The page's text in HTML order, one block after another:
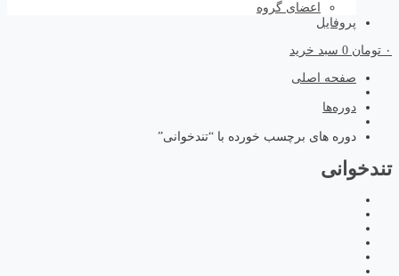
اعضای گروه
پروفایل
۰ تومان 0 سبد خرید
صفحه اصلی
دوره‌ها
دوره های برچسب خورده با “تندخوانی”
تندخوانی